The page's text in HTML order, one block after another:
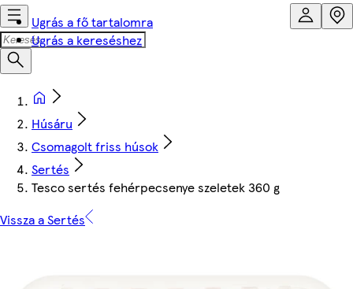
Ugrás a fő tartalomra
Ugrás a kereséshez
Húsáru
Csomagolt friss húsok
Sertés
Tesco sertés fehérpecsenye szeletek 360 g
Vissza a Sertés